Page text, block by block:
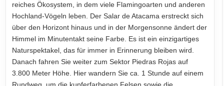
reiches Ökosystem, in dem viele Flamingoarten und anderen
Hochland-Vögeln leben. Der Salar de Atacama erstreckt sich
über den Horizont hinaus und in der Morgensonne ändert der
Himmel im Minutentakt seine Farbe. Es ist ein einzigartiges
Naturspektakel, das für immer in Erinnerung bleiben wird.
Danach fahren Sie weiter zum Sektor Piedras Rojas auf
3.800 Meter Höhe. Hier wandern Sie ca. 1 Stunde auf einem